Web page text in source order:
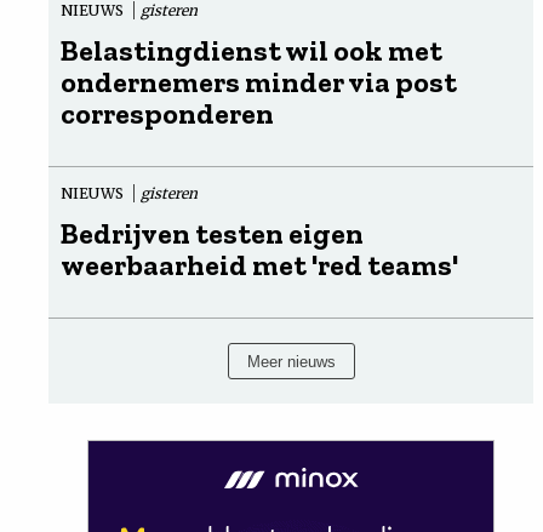
NIEUWS gisteren
Belastingdienst wil ook met
ondernemers minder via post
corresponderen
NIEUWS gisteren
Bedrijven testen eigen
weerbaarheid met 'red teams'
Meer nieuws